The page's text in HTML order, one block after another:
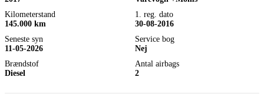
Kilometerstand
145.000 km
1. reg. dato
30-08-2016
Seneste syn
11-05-2026
Service bog
Nej
Brændstof
Diesel
Antal airbags
2